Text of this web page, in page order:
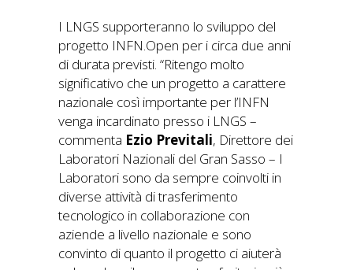
I LNGS supporteranno lo sviluppo del
progetto INFN.Open per i circa due anni
di durata previsti. “Ritengo molto
significativo che un progetto a carattere
nazionale così importante per l’INFN
venga incardinato presso i LNGS –
commenta Ezio Previtali, Direttore dei
Laboratori Nazionali del Gran Sasso – I
Laboratori sono da sempre coinvolti in
diverse attività di trasferimento
tecnologico in collaborazione con
aziende a livello nazionale e sono
convinto di quanto il progetto ci aiuterà